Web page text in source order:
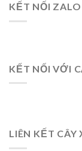
KẾT NỐI ZALO
KẾT NỐI VỚI
LIÊN KẾT CÂY